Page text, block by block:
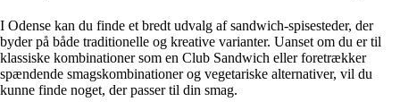
I Odense kan du finde et bredt udvalg af sandwich-spisesteder, der
byder på både traditionelle og kreative varianter. Uanset om du er til
klassiske kombinationer som en Club Sandwich eller foretrækker
spændende smagskombinationer og vegetariske alternativer, vil du
kunne finde noget, der passer til din smag.